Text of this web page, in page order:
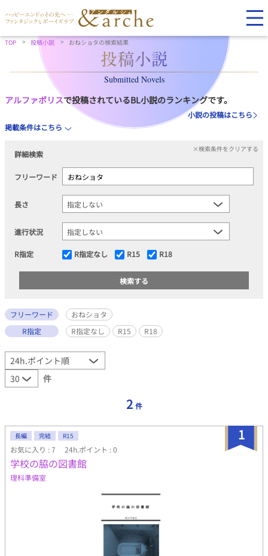
TOP 投稿小説 おねショタの検索結果
Submitted Novels
アルファポリスで投稿されているBL小説のランキングです。
小説の投稿はこちら
掲載条件はこちら
詳細検索
×検索条件をクリアする
フリーワード
長さ
進行状況
R指定 R指定なし R15 R18
フリーワード
おねショタ
R指定
R指定なし R15 R18
件
2 件
1
長編 完結 R15
お気に入り : 7 24h.ポイント : 0
学校の脇の図書館
理科準備室